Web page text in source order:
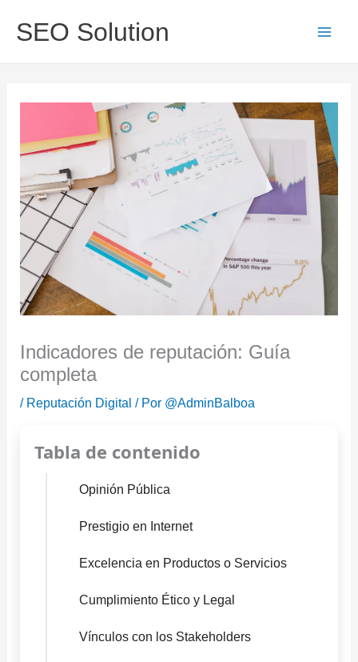
SEO Solution
Indicadores de reputación: Guía
completa
/ Reputación Digital / Por @AdminBalboa
Tabla de contenido
Opinión Pública
Prestigio en Internet
Excelencia en Productos o Servicios
Cumplimiento Ético y Legal
Vínculos con los Stakeholders